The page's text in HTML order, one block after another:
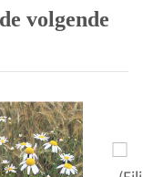
volgende